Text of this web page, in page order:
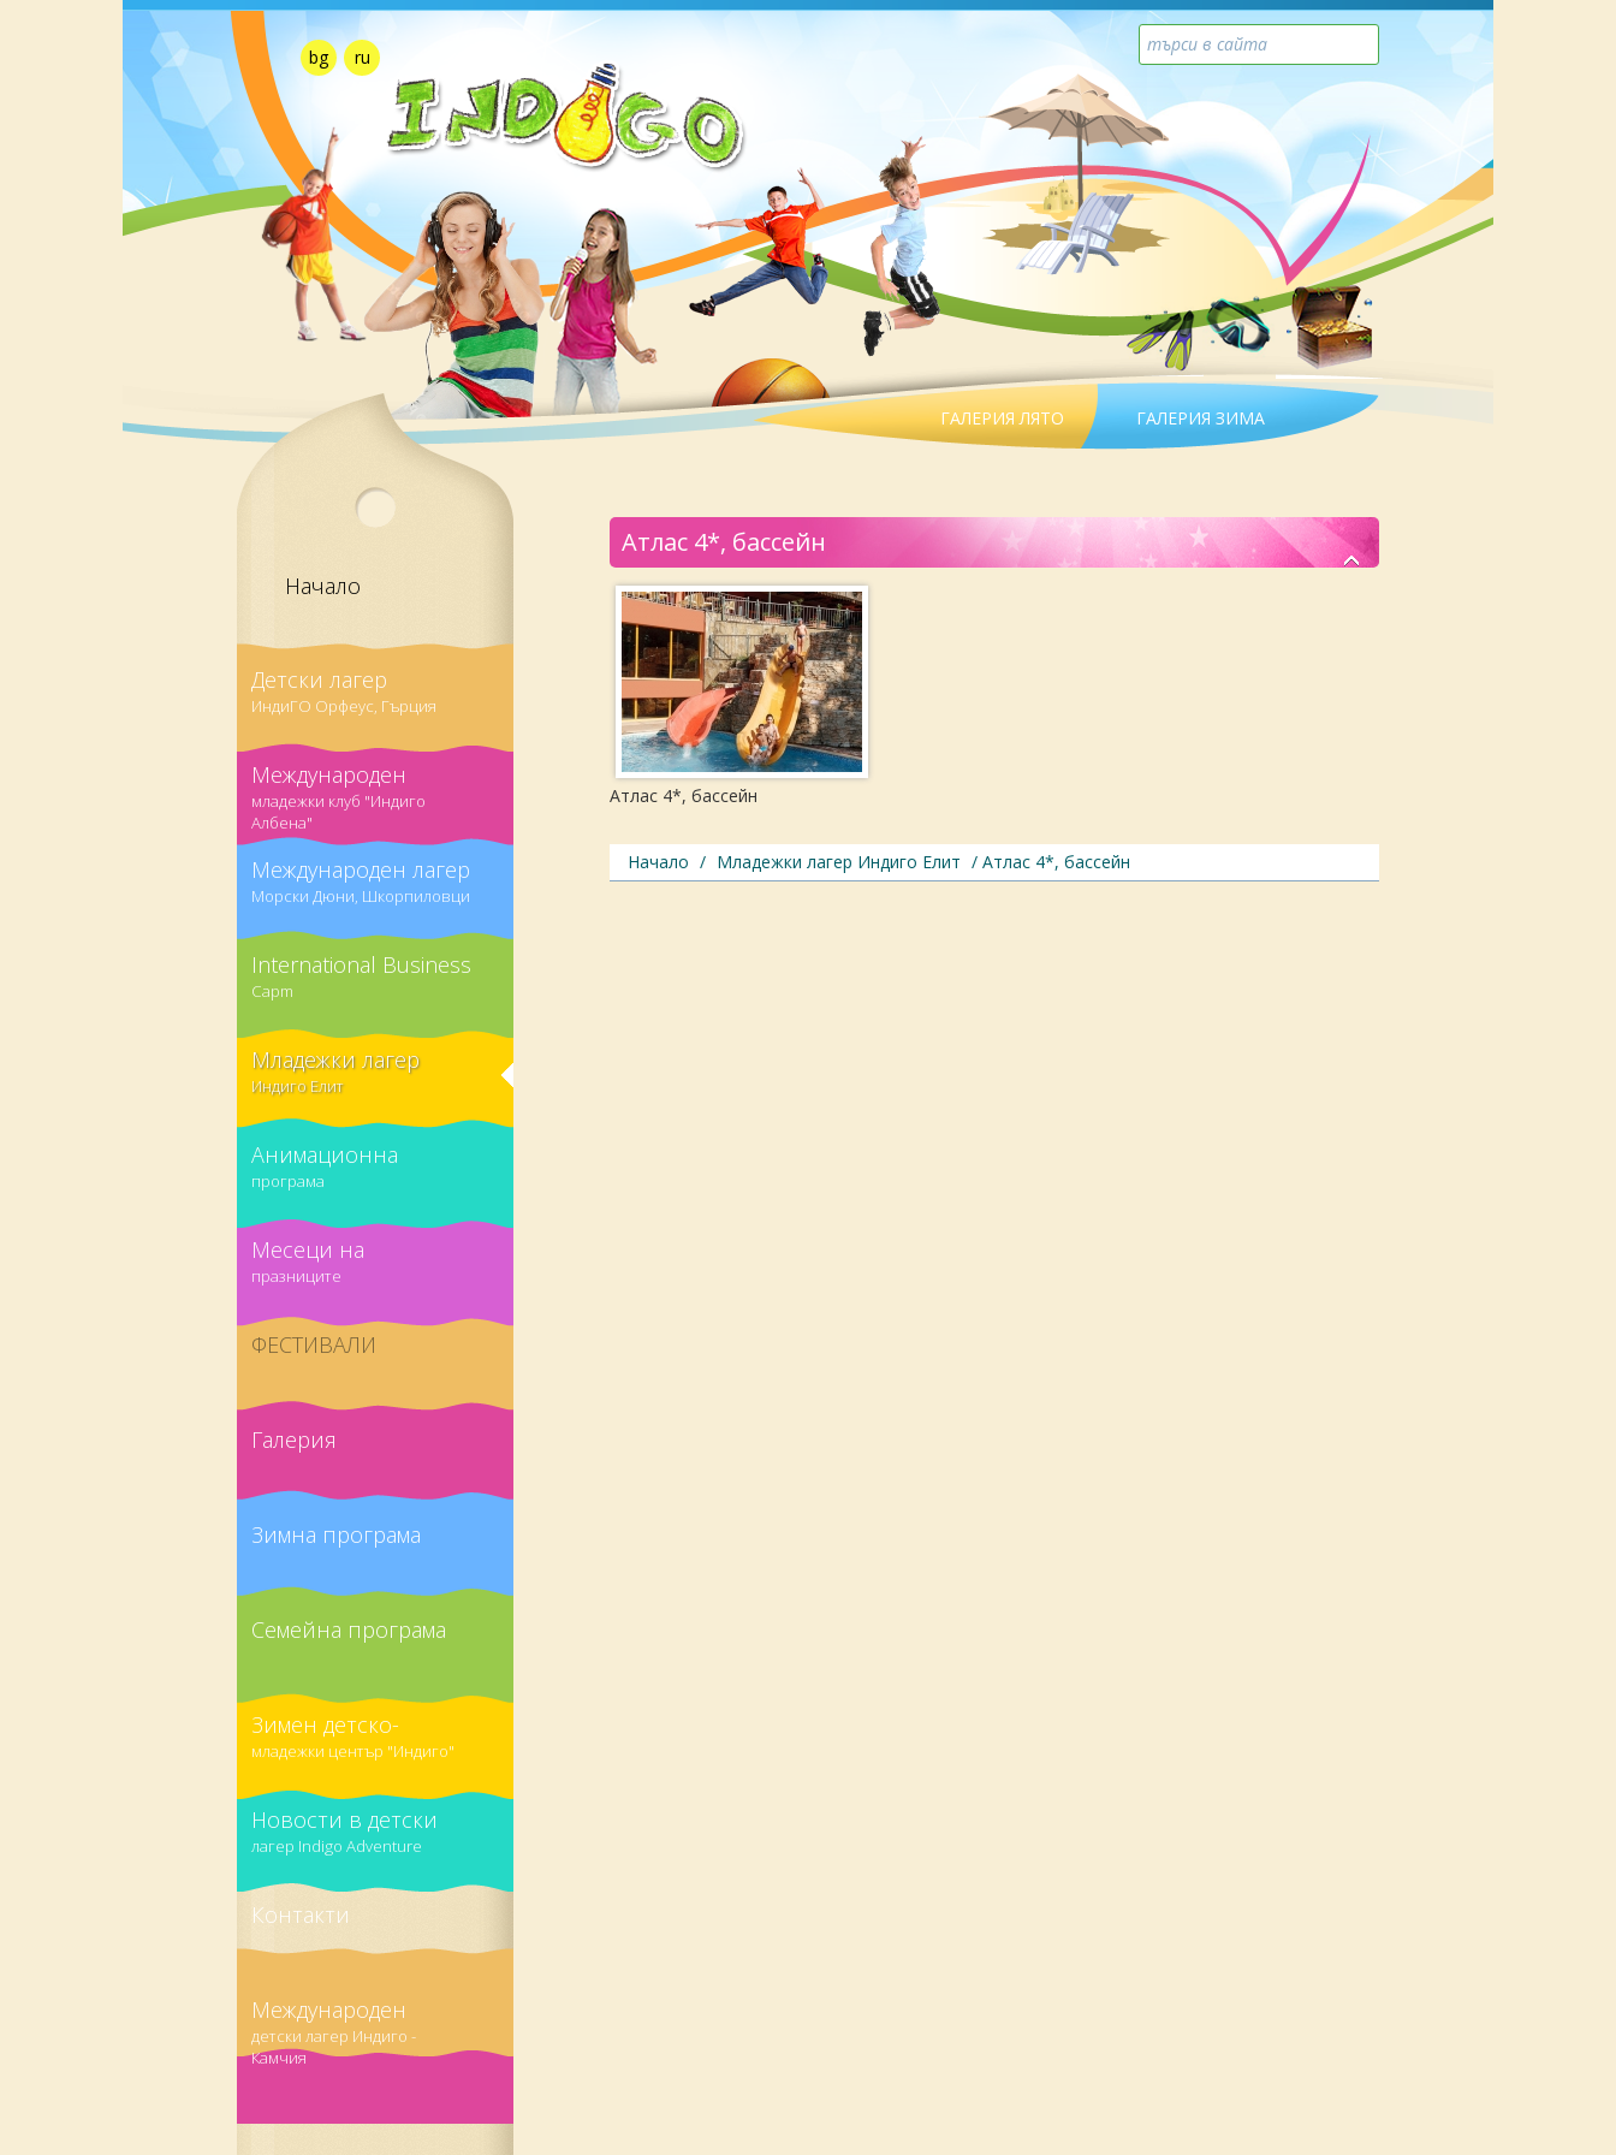
bg ru
ГАЛЕРИЯ ЛЯТО ГАЛЕРИЯ ЗИМА
Начало
Детски лагер
ИндиГО Орфеус, Гърция
Международен
младежки клуб "Индиго
Албена"
Международен лагер
Морски Дюни, Шкорпиловци
International Business
Capm
Младежки лагер
Индиго Елит
Анимационна
програма
Месеци на
празниците
ФЕСТИВАЛИ
Галерия
Зимна програма
Семейна програма
Зимен детско-
младежки център "Индиго"
Новости в детски
лагер Indigo Adventure
Контакти
Международен
детски лагер Индиго -
Камчия
Атлас 4*, бассейн
Атлас 4*, бассейн
Начало / Младежки лагер Индиго Елит / Атлас 4*, бассейн